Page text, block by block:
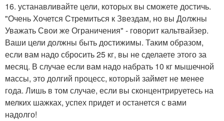
16. устанавливайте цели, которых вы сможете достичь.
"Очень Хочется Стремиться к Звездам, но вы Должны
Уважать Свои же Ограничения" - говорит кальтвайзер.
Ваши цели должны быть достижимы. Таким образом,
если вам надо сбросить 25 кг, вы не сделаете этого за
месяц. В случае если вам надо набрать 10 кг мышечной
массы, это долгий процесс, который займет не менее
года. Лишь в том случае, если вы сконцентрируетесь на
мелких шажках, успех придет и останется с вами
надолго!